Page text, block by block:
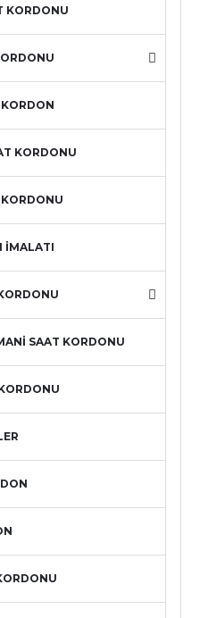
KORDONU
KORDONU
İMALATI
SAAT KORDONU